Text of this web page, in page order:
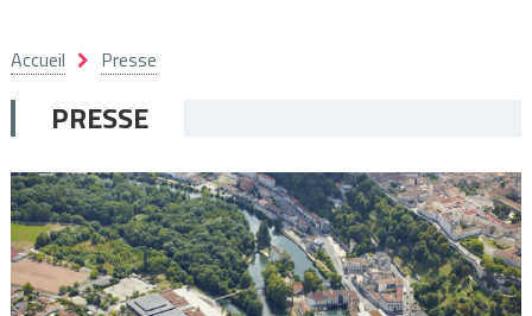
Accueil Presse
PRESSE